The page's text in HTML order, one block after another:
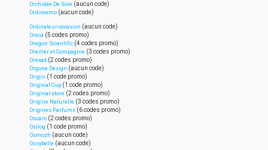
Orchidée De Soie (aucun code)
Ordimemo (aucun code)
Ordinateur-occasion (aucun code)
Oreca (5 codes promo)
Oregon Scientific (4 codes promo)
Oreiller et Compagnie (3 codes promo)
Orexad (2 codes promo)
Orgone Design (aucun code)
Origin (1 code promo)
Original Cup (1 code promo)
Original-store (2 codes promo)
Origine Naturelle (3 codes promo)
Origines Parfums (6 codes promo)
Oscaro (2 codes promo)
Osilog (1 code promo)
Osmozh (aucun code)
Ossybelle (aucun code)